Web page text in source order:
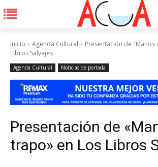
Inicio Agenda Cultural
Presentación de
Libros Salvajes
Agenda Cultural Noticias de portada
Presentación de
trapo» en Los Libros